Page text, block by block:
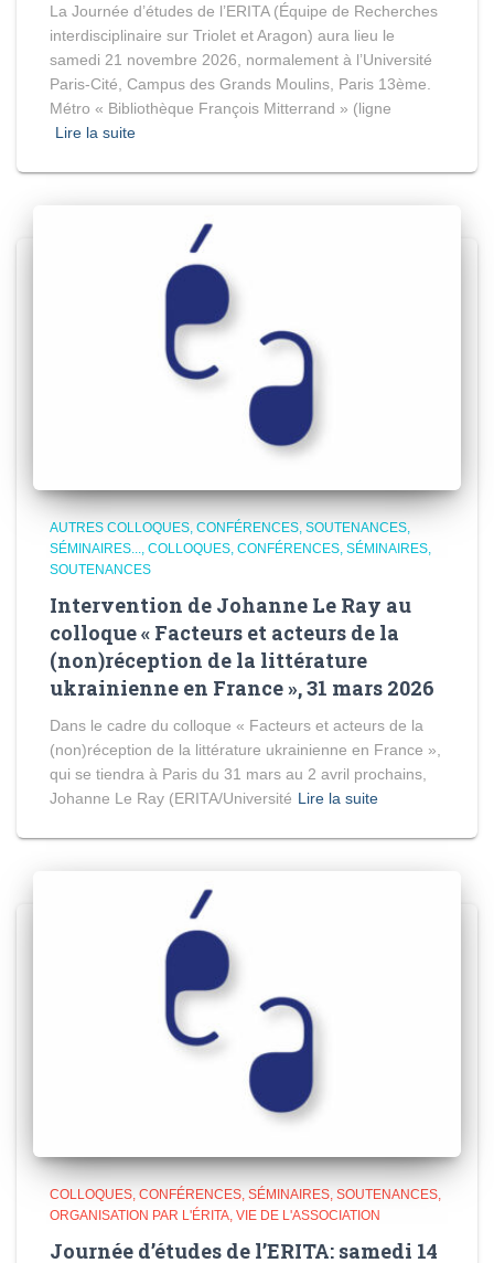
La Journée d’études de l’ERITA (Équipe de Recherches
interdisciplinaire sur Triolet et Aragon) aura lieu le
samedi 21 novembre 2026, normalement à l’Université
Paris-Cité, Campus des Grands Moulins, Paris 13ème.
Métro « Bibliothèque François Mitterrand » (ligne
Lire la suite
AUTRES COLLOQUES, CONFÉRENCES, SOUTENANCES,
SÉMINAIRES... COLLOQUES, CONFÉRENCES, SÉMINAIRES,
SOUTENANCES
Intervention de Johanne Le Ray au
colloque « Facteurs et acteurs de la
(non)réception de la littérature
ukrainienne en France », 31 mars 2026
Dans le cadre du colloque « Facteurs et acteurs de la
(non)réception de la littérature ukrainienne en France »,
qui se tiendra à Paris du 31 mars au 2 avril prochains,
Johanne Le Ray (ERITA/Université Lire la suite
COLLOQUES, CONFÉRENCES, SÉMINAIRES, SOUTENANCES
ORGANISATION PAR L'ÉRITA VIE DE L'ASSOCIATION
Journée d’études de l’ERITA: samedi 14